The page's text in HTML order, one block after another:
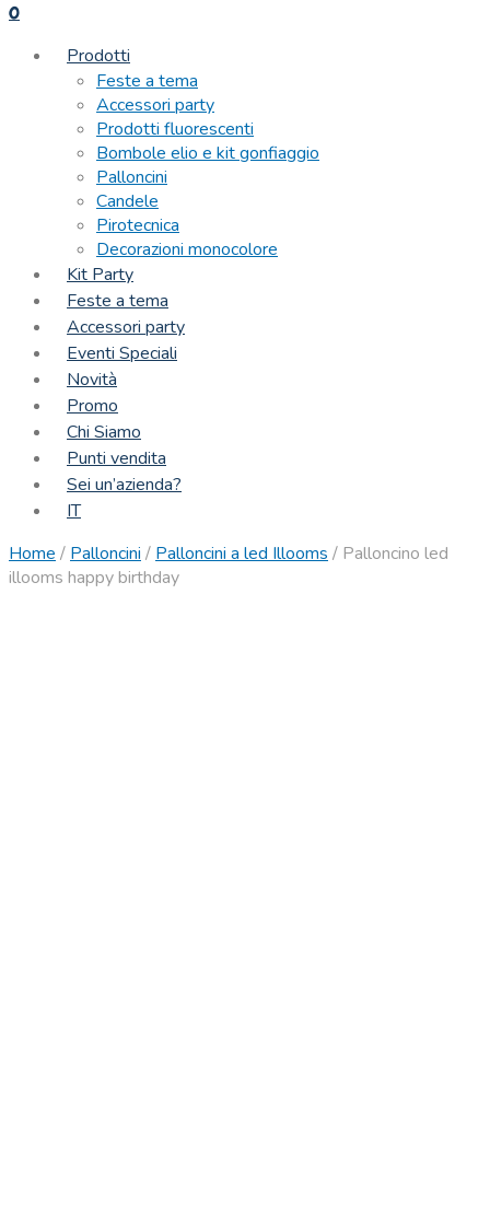
0
Prodotti
Feste a tema
Accessori party
Prodotti fluorescenti
Bombole elio e kit gonfiaggio
Palloncini
Candele
Pirotecnica
Decorazioni monocolore
Kit Party
Feste a tema
Accessori party
Eventi Speciali
Novità
Promo
Chi Siamo
Punti vendita
Sei un’azienda?
IT
Home / Palloncini / Palloncini a led Illooms / Palloncino led
illooms happy birthday